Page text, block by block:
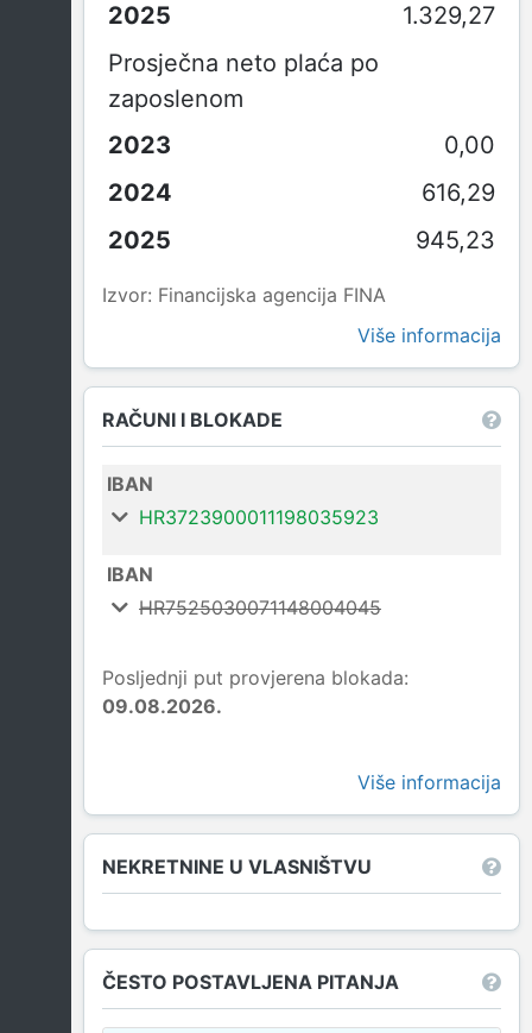
1.329,27
Prosječna neto plaća po
zaposlenom
0,00
616,29
945,23
Izvor: Financijska agencija FINA
Više informacija
RAČUNI I BLOKADE
IBAN
HR3723900011198035923
IBAN
HR7525030071148004045
Posljednji put provjerena blokada:
09.08.2026.
Više informacija
NEKRETNINE U VLASNIŠTVU
ČESTO POSTAVLJENA PITANJA